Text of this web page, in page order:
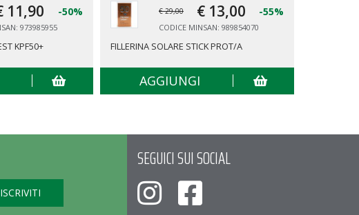
11,90 -50%
973985955
KPF50+
€ 29,00 € 13,00 -55%
CODICE MINSAN: 989854070
FILLERINA SOLARE STICK PROT/A
AGGIUNGI
SEGUICI SUI SOCIAL